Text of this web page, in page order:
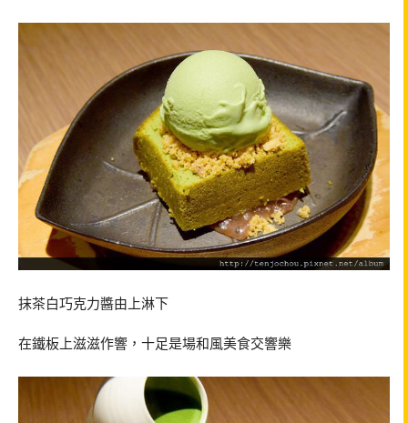
抹茶白巧克力醬由上淋下
在鐵板上滋滋作響，十足是場和風美食交響樂